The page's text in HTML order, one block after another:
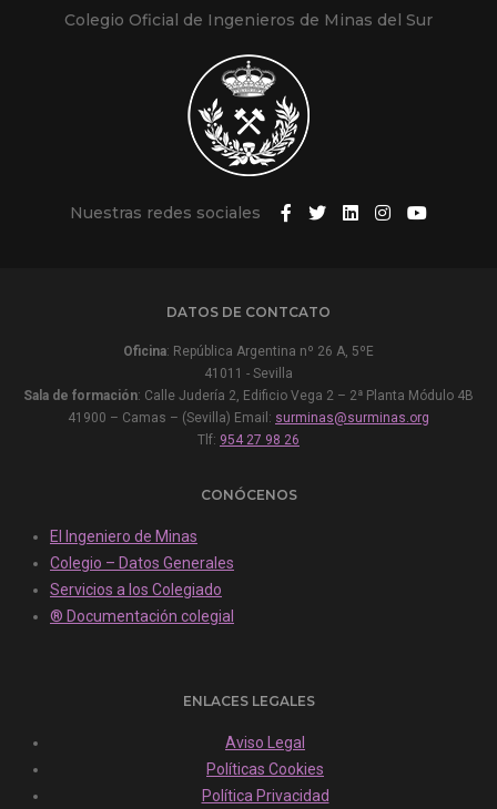
Colegio Oficial de Ingenieros de Minas del Sur
Nuestras redes sociales
DATOS DE CONTCATO
Oficina: República Argentina nº 26 A, 5ºE
41011 - Sevilla
Sala de formación: Calle Judería 2, Edificio Vega 2 – 2ª Planta Módulo 4B
41900 – Camas – (Sevilla) Email: surminas@surminas.org
Tlf: 954 27 98 26
CONÓCENOS
El Ingeniero de Minas
Colegio – Datos Generales
Servicios a los Colegiado
® Documentación colegial
ENLACES LEGALES
Aviso Legal
Políticas Cookies
Política Privacidad